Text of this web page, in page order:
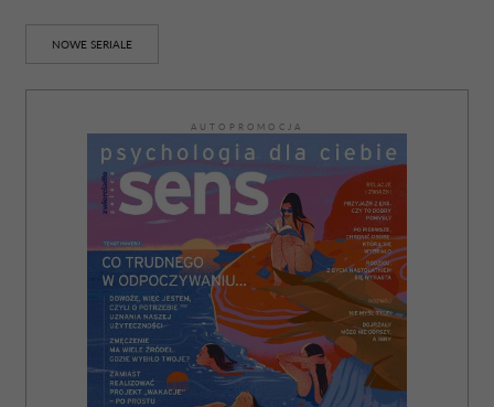
NOWE SERIALE
AUTOPROMOCJA